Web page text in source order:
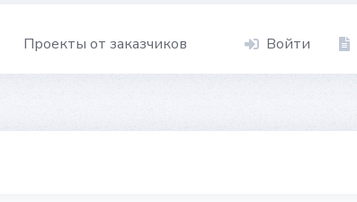
Проекты от заказчиков Войти